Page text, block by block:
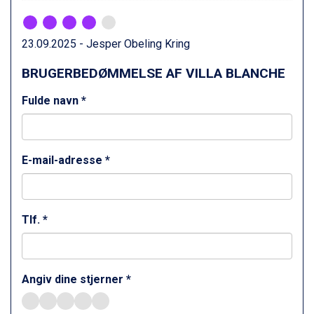
St. Anton fra DKK 7.245
Zell am See fra DKK 4.095
Canazei fra DKK 4.745
Ponte di Legno fra DKK 4.745
Alleghe fra DKK 5.595
Val Thorens fra DKK 5.395
Bad Hofgastein fra DKK 5.495
Passo Tonale fra DKK 3.795
Saalbach fra DKK 5.945
Champoluc fra DKK 3.795
Sestriere fra DKK 4.395
Wagrain fra DKK 4.645
Ischgl fra DKK 7.095
23.09.2025 - Jesper Obeling Kring
BRUGERBEDØMMELSE AF VILLA BLANCHE
Fulde navn *
E-mail-adresse *
Tlf. *
Angiv dine stjerner *